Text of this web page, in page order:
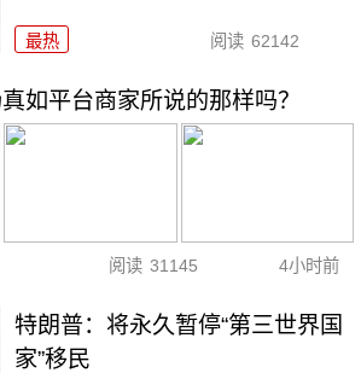
最热 阅读 62142
如平台商家所说的那样吗？
阅读 31145 4小时前
特朗普：将永久暂停“第三世界国
家”移民